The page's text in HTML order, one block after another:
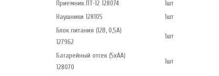
Приемник ПТ-12 128074
1шт
Наушники 128105
1шт
Блок питания (12В, 0,5А)
127962
1шт
Батарейный отсек (5хАА)
128070
1шт